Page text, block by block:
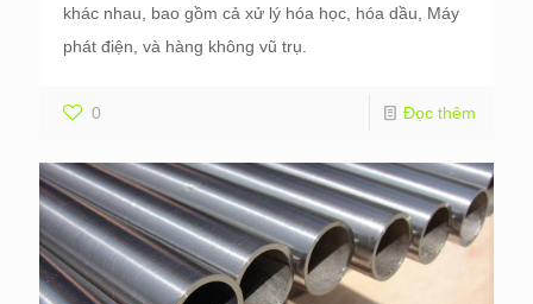
khác nhau, bao gồm cả xử lý hóa học, hóa dầu, Máy
phát điện, và hàng không vũ trụ.
0 Đọc thêm